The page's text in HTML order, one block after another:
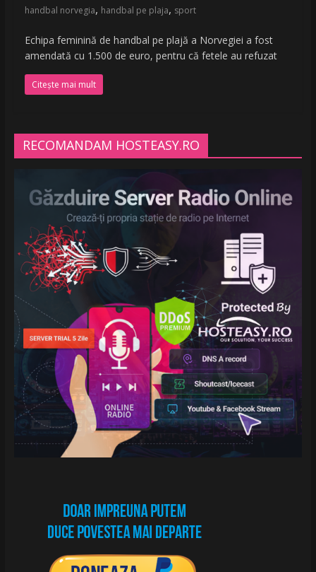
handbal norvegia, handbal pe plaja, sport
Echipa feminină de handbal pe plajă a Norvegiei a fost
amendată cu 1.500 de euro, pentru că fetele au refuzat
Citește mai mult
RECOMANDAM HOSTEASY.RO